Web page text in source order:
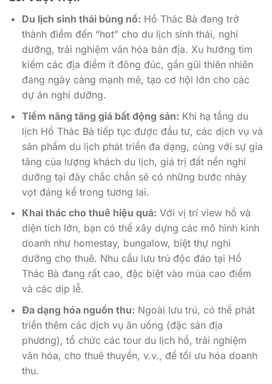
Du lịch sinh thái bùng nổ: Hồ Thác Bà đang trở
thành điểm đến “hot” cho du lịch sinh thái, nghỉ
dưỡng, trải nghiệm văn hóa bản địa. Xu hướng tìm
kiếm các địa điểm ít đông đúc, gần gũi thiên nhiên
đang ngày càng mạnh mẽ, tạo cơ hội lớn cho các
dự án nghỉ dưỡng.
Tiềm năng tăng giá bất động sản: Khi hạ tầng du
lịch Hồ Thác Bà tiếp tục được đầu tư, các dịch vụ và
sản phẩm du lịch phát triển đa dạng, cùng với sự gia
tăng của lượng khách du lịch, giá trị đất nền nghỉ
dưỡng tại đây chắc chắn sẽ có những bước nhảy
vọt đáng kể trong tương lai.
Khai thác cho thuê hiệu quả: Với vị trí view hồ và
diện tích lớn, bạn có thể xây dựng các mô hình kinh
doanh như homestay, bungalow, biệt thự nghỉ
dưỡng cho thuê. Nhu cầu lưu trú độc đáo tại Hồ
Thác Bà đang rất cao, đặc biệt vào mùa cao điểm
và các dịp lễ.
Đa dạng hóa nguồn thu: Ngoài lưu trú, có thể phát
triển thêm các dịch vụ ăn uống (đặc sản địa
phương), tổ chức các tour du lịch hồ, trải nghiệm
văn hóa, cho thuê thuyền, v.v., để tối ưu hóa doanh
thu.